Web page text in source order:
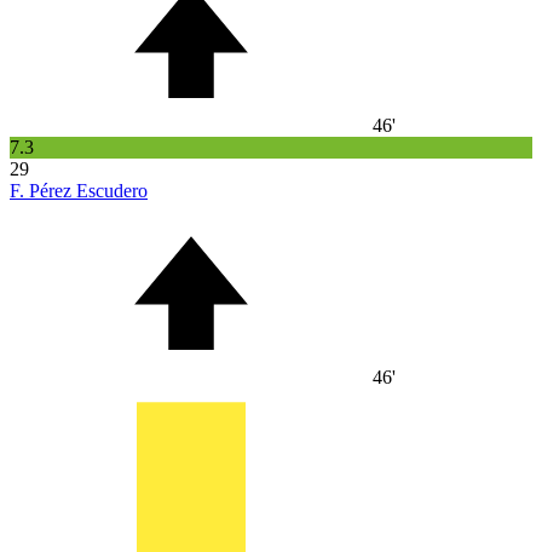
46'
7.3
29
F. Pérez Escudero
46'